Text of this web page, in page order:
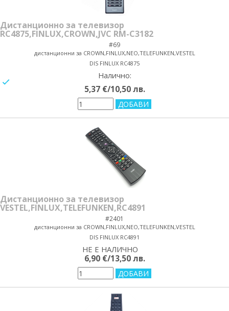
Дистанционно за телевизор
RC4875,FINLUX,CROWN,JVC RM-C3182
#69
дистанционни за CROWN,FINLUX,NEO,TELEFUNKEN,VESTEL
DIS FINLUX RC4875
Налично:
5,37 €/10,50 лв.
Дистанционно за телевизор
VESTEL,FINLUX,TELEFUNKEN,RC4891
#2401
дистанционни за CROWN,FINLUX,NEO,TELEFUNKEN,VESTEL
DIS FINLUX RC4891
НЕ Е НАЛИЧНО
6,90 €/13,50 лв.